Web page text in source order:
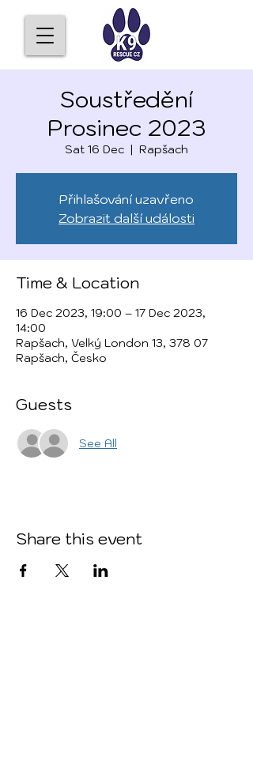
Soustředění
Prosinec 2023
Sat 16 Dec
  |
Rapšach
Přihlašování uzavřeno
Zobrazit další události
Time & Location
16 Dec 2023, 19:00 – 17 Dec 2023,
14:00
Rapšach, Velký London 13, 378 07
Rapšach, Česko
Guests
See All
Share this event